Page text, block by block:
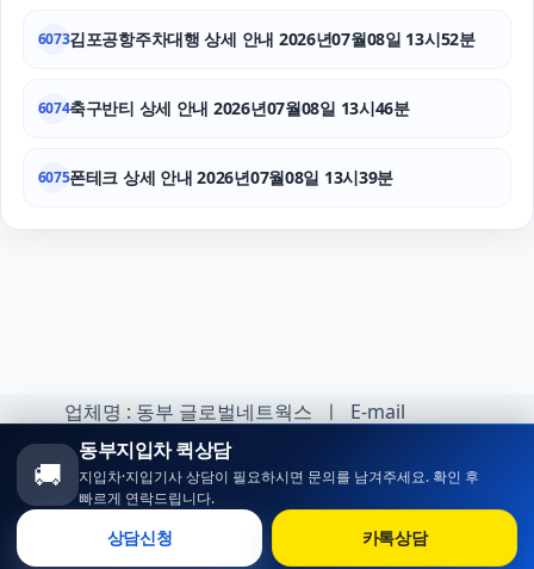
6073김포공항주차대행 상세 안내 2026년07월08일 13시52분
6074축구반티 상세 안내 2026년07월08일 13시46분
6075폰테크 상세 안내 2026년07월08일 13시39분
업체명 : 동부 글로벌네트웍스 ㅣ E-mail
:minhoh1@naver.com
카카오톡 오픈채팅 :
https://open.kakao.com/o/sqlsXOji
🚚
동부지입차 퀵상담
지입차·지입기사 상담이 필요하시면 문의를 남겨주세요. 확인 후
빠르게 연락드립니다.
상담신청 카톡상담